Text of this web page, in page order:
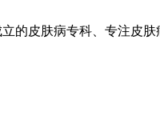
的皮肤病专科、专注皮